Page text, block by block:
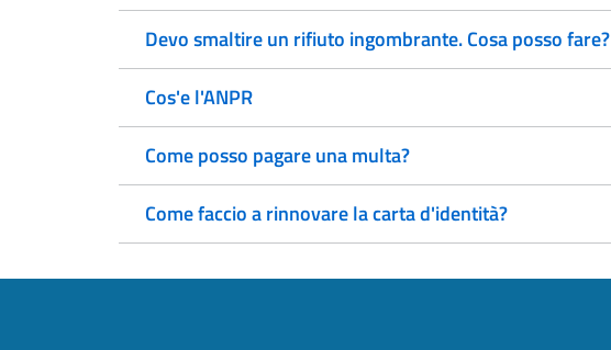
Devo smaltire un rifiuto ingombrante. Cosa posso fare?
Cos'e l'ANPR
Come posso pagare una multa?
Come faccio a rinnovare la carta d'identità?